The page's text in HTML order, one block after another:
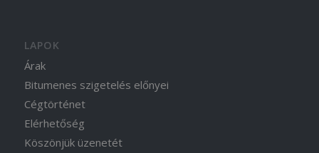
LAPOK
Árak
Bitumenes szigetelés előnyei
Cégtörténet
Elérhetőség
Köszönjük üzenetét